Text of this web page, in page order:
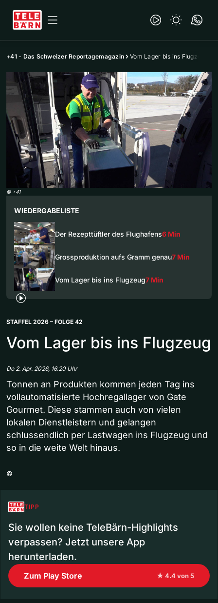
+41 - Das Schweizer Reportagemagazin Vom Lager bis ins Flugzeug
© +41
WIEDERGABELISTE
Der Rezepttüftler des Flughafens6 Min
Grossproduktion aufs Gramm genau7 Min
Vom Lager bis ins Flugzeug7 Min
STAFFEL 2026 – FOLGE 42
Vom Lager bis ins Flugzeug
Do 2. Apr. 2026, 16.20 Uhr
Tonnen an Produkten kommen jeden Tag ins
vollautomatisierte Hochregallager von Gate
Gourmet. Diese stammen auch von vielen
lokalen Dienstleistern und gelangen
schlussendlich per Lastwagen ins Flugzeug und
so in die weite Welt hinaus.
©
TIPP
Sie wollen keine TeleBärn-Highlights
verpassen? Jetzt unsere App
herunterladen.
Zum Play Store ★ 4.4 von 5